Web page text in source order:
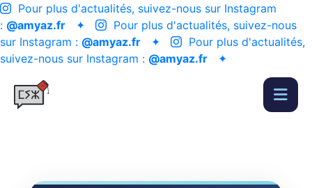
Pour plus d'actualités, suivez-nous sur Instagram
: @amyaz.fr ✦
Pour plus d'actualités, suivez-nous
sur Instagram : @amyaz.fr ✦
Pour plus d'actualités,
suivez-nous sur Instagram : @amyaz.fr ✦